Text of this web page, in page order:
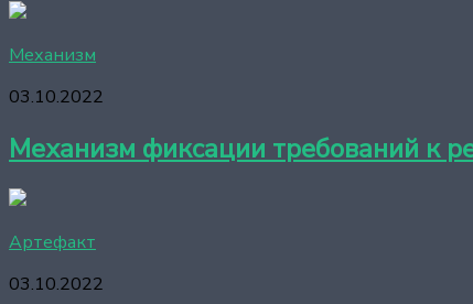
Механизм
03.10.2022
Механизм фиксации требований к
Артефакт
03.10.2022